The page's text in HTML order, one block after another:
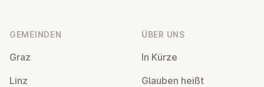
GEMEINDEN
Graz
Linz
ÜBER UNS
In Kürze
Glauben heißt